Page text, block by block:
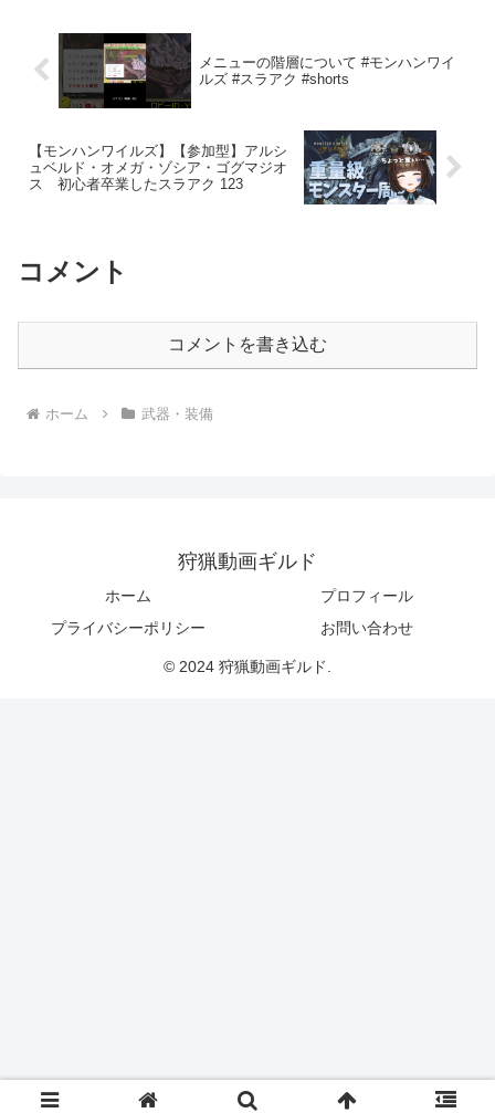
メニューの階層について #モンハンワイ
ルズ #スラアク #shorts
【モンハンワイルズ】【参加型】アルシ
ュベルド・オメガ・ゾシア・ゴグマジオ
ス 初心者卒業したスラアク 123
コメント
コメントを書き込む
ホーム 武器・装備
狩猟動画ギルド
ホーム
プロフィール
プライバシーポリシー
お問い合わせ
© 2024 狩猟動画ギルド.